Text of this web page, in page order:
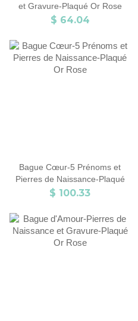
et Gravure-Plaqué Or Rose
$ 64.04
Bague Cœur-5 Prénoms et
Pierres de Naissance-Plaqué
Or Rose
$ 100.33